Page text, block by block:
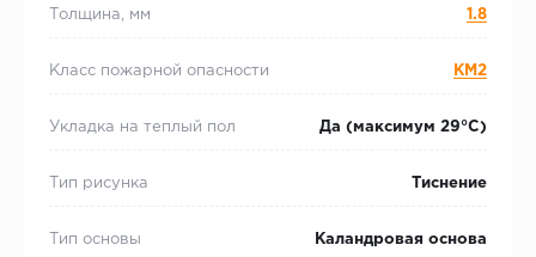
Толщина, мм 1.8
Класс пожарной опасности КМ2
Укладка на теплый пол Да (максимум 29°C)
Тип рисунка Тиснение
Тип основы Каландровая основа